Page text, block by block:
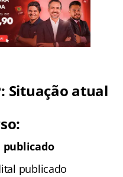
Situação atual
publicado
publicado